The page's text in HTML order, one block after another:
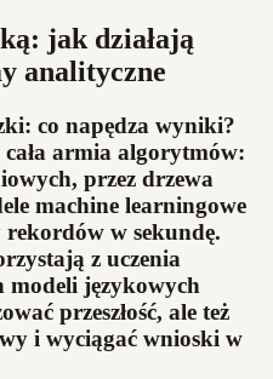
jak działają
analityczne
co napędza wyniki?
armia algorytmów:
przez drzewa
machine learningowe
w sekundę.
z uczenia
modeli językowych
przeszłość, ale też
i wyciągać wnioski w